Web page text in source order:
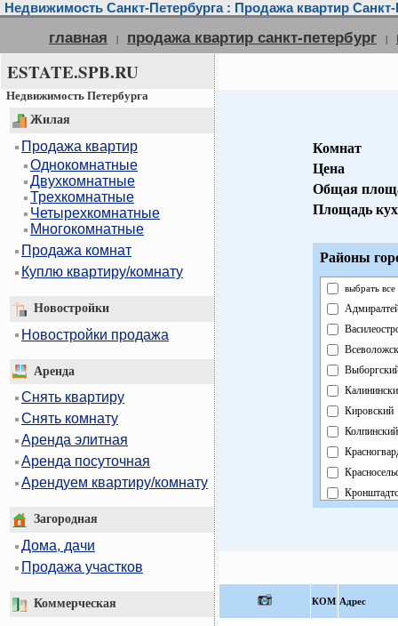
Недвижимость Санкт-Петербурга : Продажа квартир Санкт-
главная | продажа квартир санкт-петербург |
ESTATE.SPB.RU
Недвижимость Петербурга
Жилая
Продажа квартир
Однокомнатные
Двухкомнатные
Трехкомнатные
Четырехкомнатные
Многокомнатные
Продажа комнат
Куплю квартиру/комнату
Новостройки
Новостройки продажа
Аренда
Снять квартиру
Снять комнату
Аренда элитная
Аренда посуточная
Арендуем квартиру/комнату
Загородная
Дома, дачи
Продажа участков
Коммерческая
Комнат
Цена
Общая
Площадь
Районы
выбрать все
Кировский
Колпинский
КOМ Адрес